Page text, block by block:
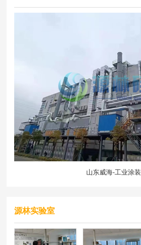
山东威海-工业涂装
源林实验室